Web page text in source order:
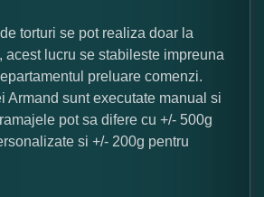
torturi se pot realiza doar la
acest lucru se stabileste impreuna
preluare comenzi.
Armand sunt executate manual si
pot sa difere cu +/- 500g
si +/- 200g pentru